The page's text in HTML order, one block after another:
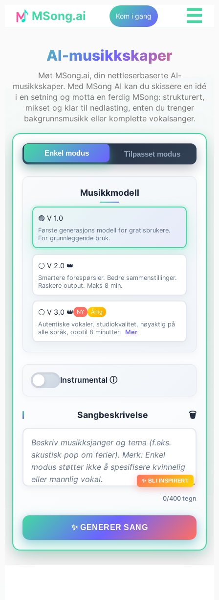
MSong.ai Kom i gang ☰
AI-musikkskaper
Møt MSong.ai, din nettleserbaserte AI-
musikkskaper. Med MSong AI kan du skissere en idé
i en setning og motta en ferdig MSong: strukturert,
mikset og klar til nedlasting, enten du trenger
bakgrunnsmusikk eller komplette vokalsanger.
Enkel modus Tilpasset modus
Musikkmodell
🟣 V 1.0
Første generasjons modell for gratisbrukere.
For grunnleggende bruk.
⚪ V 2.0 👑
Smartere forespørsler. Bedre sammenstillinger.
Raskere output. Maks 8 min.
⚪ V 3.0 👑 NY Årlig
Autentiske vokaler, studiokvalitet, nøyaktig på
alle språk, opptil 8 minutter.
Mer
Instrumental ⓘ
Sangbeskrivelse 🗑️
✨ BLI INSPIRERT
0/400 tegn
✨ GENERER SANG